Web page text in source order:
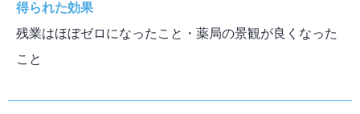
得られた効果
残業はほぼゼロになったこと・薬局の景観が良くなった
こと